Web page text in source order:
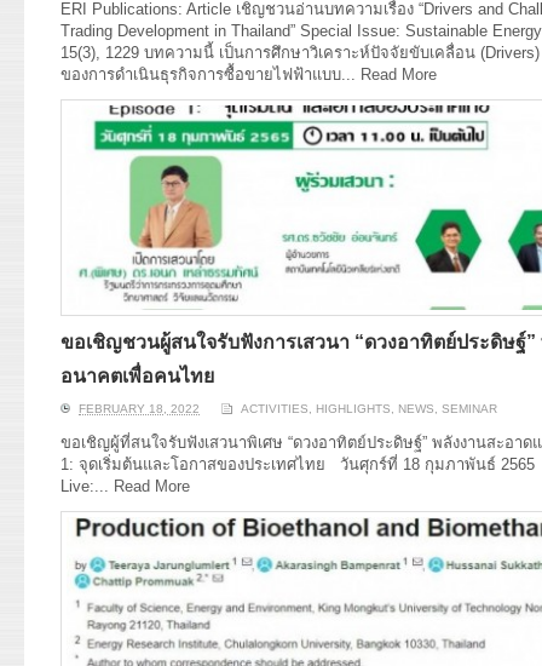
ERI Publications: Article เชิญชวนอ่านบทความเรื่อง “Drivers and
Trading Development in Thailand” Special Issue: Sustainable
15(3), 1229 บทความนี้ เป็นการศึกษาวิเคราะห์ปัจจัยขับเคลื่อน
ของการดำเนินธุรกิจการซื้อขายไฟฟ้าแบบ... Read More
ขอเชิญชวนผู้สนใจรับฟังการเสวนา “ดวงอาทิตย์ประดิษฐ์
อนาคตเพื่อคนไทย
FEBRUARY 18, 2022 ACTIVITIES HIGHLIGHTS NEWS SEMINAR
ขอเชิญผู้ที่สนใจรับฟังเสวนาพิเศษ “ดวงอาทิตย์ประดิษฐ์” พลังงานสะอา
1: จุดเริ่มต้นและโอกาสของประเทศไทย วันศุกร์ที่ 18 กุมภาพันธ์
Live:...
Read More